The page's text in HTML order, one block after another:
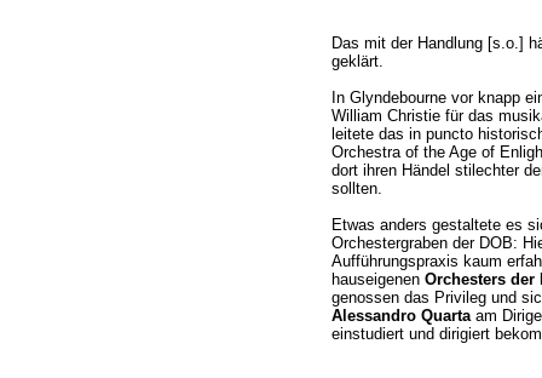
Das mit der Handlung [s.o.]
geklärt.
In Glyndebourne vor knapp
William Christie für das
leitete das in puncto
Orchestra of the Age of
dort ihren Händel stilechter
sollten.
Etwas anders gestaltete es
Orchestergraben der DOB:
Aufführungspraxis kaum
hauseigenen Orchesters der
genossen das Privileg und
Alessandro Quartaam
einstudiert und dirigiert